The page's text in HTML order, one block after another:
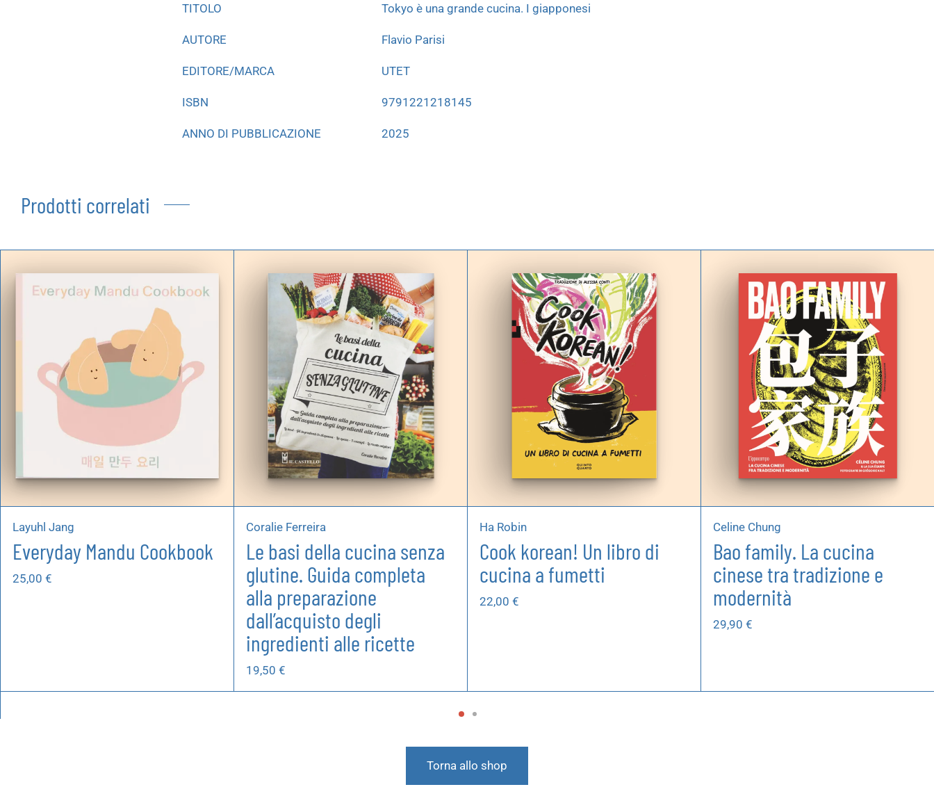
TITOLO Tokyo è una grande cucina. I giapponesi
AUTORE Flavio Parisi
EDITORE/MARCA UTET
ISBN 9791221218145
ANNO DI PUBBLICAZIONE 2025
Prodotti correlati
Layuhl Jang
Everyday Mandu Cookbook
25,00 €
Coralie Ferreira
Le basi della cucina senza
glutine. Guida completa
alla preparazione
dall’acquisto degli
ingredienti alle ricette
19,50 €
Ha Robin
Cook korean! Un libro di
cucina a fumetti
22,00 €
Celine Chung
Bao family. La cucina
cinese tra tradizione e
modernità
29,90 €
Torna allo shop